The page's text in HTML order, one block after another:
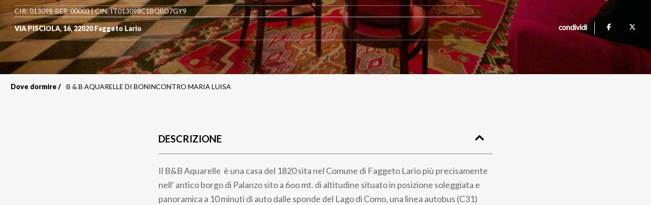
CIR: 013098-BEB-00003 | CIN: IT013098C1BQBD7GY9
VIA PISCIOLA, 16,22020 Faggeto Lario condividi
Dove dormire B & B AQUARELLE DI BONINCONTRO MARIA LUISA
DESCRIZIONE
Il B&B Aquarelle è una casa del 1820 sita nel Comune di Faggeto Lario più precisamente
nell' antico borgo di Palanzo sito a 6oo mt. di altitudine situato in posizione soleggiata e
panoramica a 10 minuti di auto dalle sponde del Lago di Como, una linea autobus (C31)